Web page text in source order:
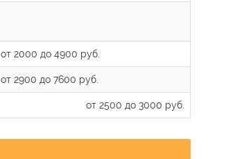
от 2000 до 4900 руб.
от 2900 до 7600 руб.
от 2500 до 3000 руб.